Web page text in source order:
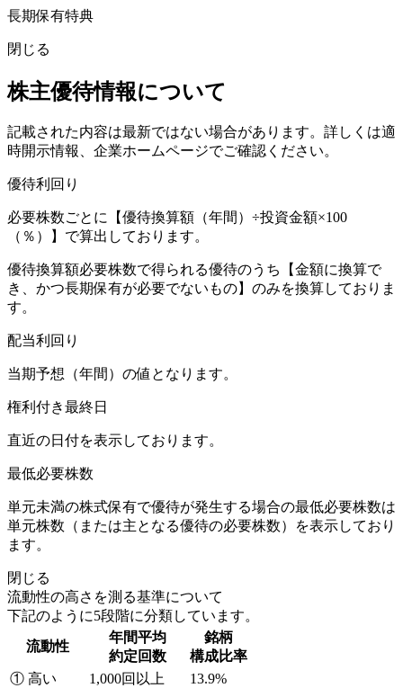
長期保有特典
閉じる
株主優待情報について
記載された内容は最新ではない場合があります。詳しくは適
時開示情報、企業ホームページでご確認ください。
優待利回り
必要株数ごとに【優待換算額（年間）÷投資金額×100
（％）】で算出しております。
優待換算額必要株数で得られる優待のうち【金額に換算で
き、かつ長期保有が必要でないもの】のみを換算しておりま
す。
配当利回り
当期予想（年間）の値となります。
権利付き最終日
直近の日付を表示しております。
最低必要株数
単元未満の株式保有で優待が発生する場合の最低必要株数は
単元株数（または主となる優待の必要株数）を表示しており
ます。
閉じる
流動性の高さを測る基準について
下記のように5段階に分類しています。
流動性
年間平均
約定回数
銘柄
構成比率
① 高い
1,000回以上
13.9%